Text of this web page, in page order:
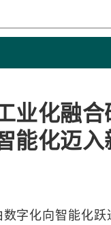
业化融
能化迈
字化向智能化